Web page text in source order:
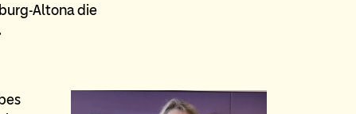
Altona die